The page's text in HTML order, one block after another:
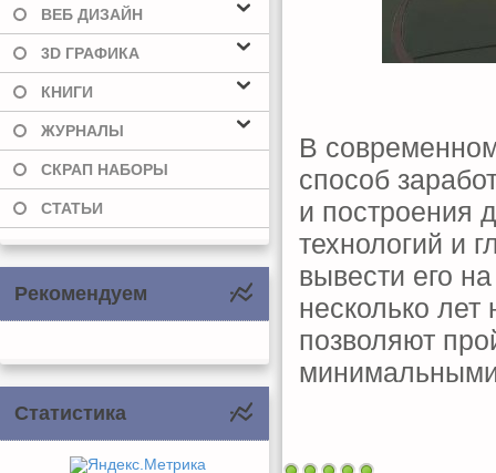
ВЕБ ДИЗАЙН
3D ГРАФИКА
КНИГИ
ЖУРНАЛЫ
СКРАП НАБОРЫ
СТАТЬИ
Рекомендуем
Статистика
В
способ
и построения
технологий и
вывести его
несколько
позволяют